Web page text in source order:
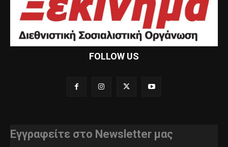
FOLLOW US
Εγγραφείτε στο Newsletter μας